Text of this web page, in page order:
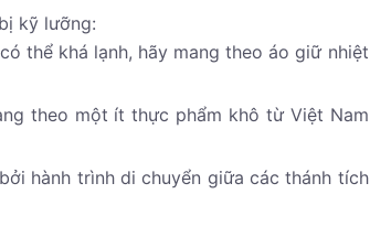
kỹ lưỡng:
thể khá lạnh, hãy mang theo áo giữ nhiệt
theo một ít thực phẩm khô từ Việt Nam
hành trình di chuyển giữa các thánh tích